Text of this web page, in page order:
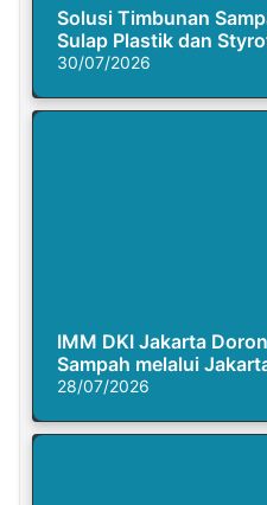
Solusi Timbunan
Sulap Plastik dan
30/07/2026
IMM DKI Jakarta
Sampah melalui
28/07/2026